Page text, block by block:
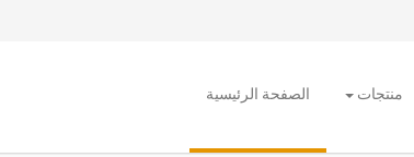
الصفحة الرئيسية منتجات